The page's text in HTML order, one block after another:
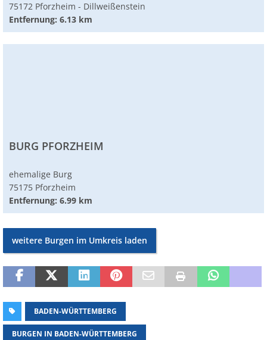
75172 Pforzheim - Dillweißenstein
Entfernung: 6.13 km
BURG PFORZHEIM
ehemalige Burg
75175 Pforzheim
Entfernung: 6.99 km
weitere Burgen im Umkreis laden
BADEN-WÜRTTEMBERG
BURGEN IN BADEN-WÜRTTEMBERG